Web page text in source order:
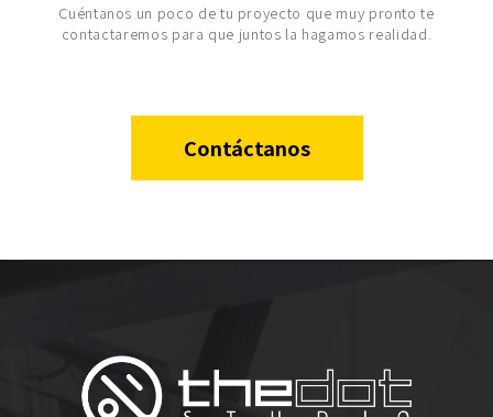
Cuéntanos un poco de tu proyecto que muy pronto te
contactaremos para que juntos la hagamos realidad.
Contáctanos